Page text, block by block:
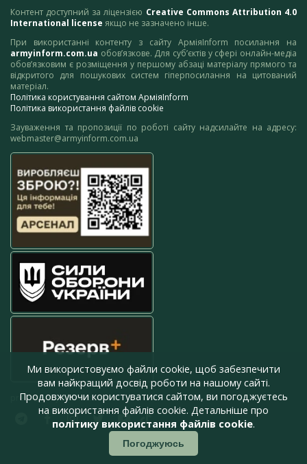
Контент доступний за ліцензією Creative Commons Attribution 4.0
International license якщо не зазначено інше.
При використанні контенту з сайту АрміяInform посилання на
armyinform.com.ua обов’язкове. Для суб’єктів у сфері онлайн-медіа
обов’язковим є розміщення у першому абзаці матеріалу прямого та
відкритого для пошукових систем гіперпосилання на цитований
матеріал.
Політика користування сайтом АрміяInform
Політика використання файлів cookie
Зауваження та пропозиції по роботі сайту надсилайте на адресу:
webmaster@armyinform.com.ua
press@armyinform.com.ua
Ми використовуємо файли cookie, щоб забезпечити
вам найкращий досвід роботи на нашому сайті.
Продовжуючи користуватися сайтом, ви погоджуєтесь
на використання файлів cookie. Детальніше про
політику використання файлів cookie.
Погоджуюсь